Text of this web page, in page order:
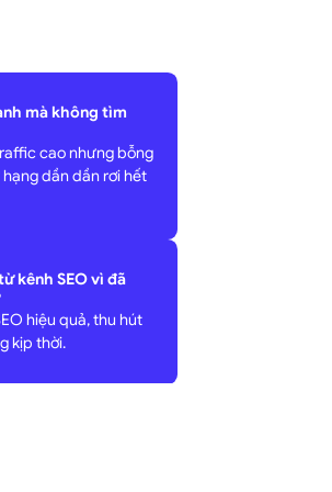
mà không tìm
cao nhưng bỗng
dần dần rơi hết
kênh SEO vì đã
hiệu quả, thu hút
kịp thời.